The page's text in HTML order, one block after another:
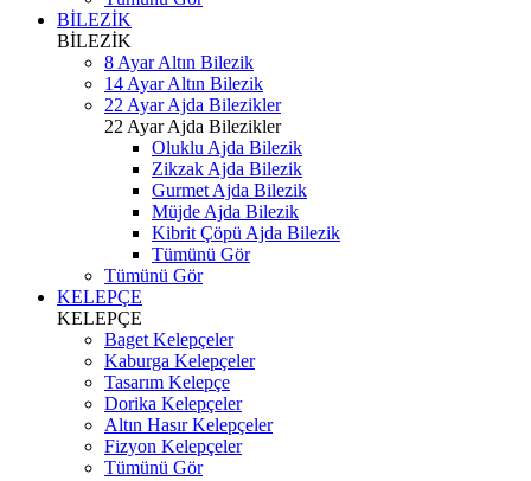
BİLEZİK
BİLEZİK
8 Ayar Altın Bilezik
14 Ayar Altın Bilezik
22 Ayar Ajda Bilezikler
22 Ayar Ajda Bilezikler
Oluklu Ajda Bilezik
Zikzak Ajda Bilezik
Gurmet Ajda Bilezik
Müjde Ajda Bilezik
Kibrit Çöpü Ajda Bilezik
Tümünü Gör
Tümünü Gör
KELEPÇE
KELEPÇE
Baget Kelepçeler
Kaburga Kelepçeler
Tasarım Kelepçe
Dorika Kelepçeler
Altın Hasır Kelepçeler
Fizyon Kelepçeler
Tümünü Gör